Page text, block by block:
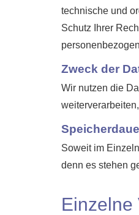
technische und
Schutz Ihrer
Zweck der
Wir nutzen die
Soweit im
denn es stehen
Einzelne